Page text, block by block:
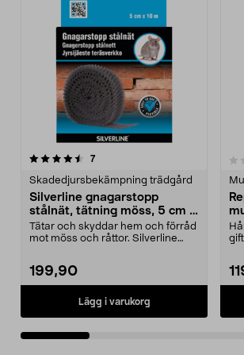
7recensioner
Skadedjursbekämpning trädgård
Silverline gnagarstopp
stålnät, tätning möss, 5 cm x
10 m
Tätar och skyddar hem och förråd
mot möss och råttor. Silverline
199,90
Lägg i varukorg
0.0 av 5 stjärnor